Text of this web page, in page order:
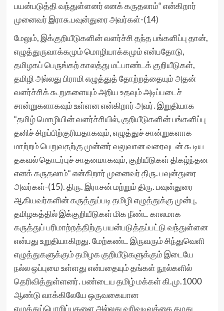
பயன்படுத்தி வந்துள்ளனர் எனக் கருதலாம்“ என்கிறார்
முனைவர் இராசு.பவுன்துரை அவர்கள்-(14)
மேலும், இக்குறியீடுகளின் வளர்ச்சி தந்த பங்களிப்பு தான்,
எழுத்துருவாக்கமும் மொழியாக்கமும் என்பதோடு,
தமிழகப் பெருங்கற் காலத்து மட்பாண்டக் குறியீடுகள்,
தமிழி அல்லது பிராமி எழுத்துத் தோற்றத்தையும் அதன்
வளர்ச்சிக் கூறுகளையும் அறிய உதவும் அடிப்படைச்
சான்றுகளாகவும் உள்ளன என்கிறார் அவர். இறுதியாக
“தமிழ் மொழியின் வளர்ச்சியில், குறியீடுகளின் பங்களிப்பு
தனிச் சிறப்பிற்குரியதாகவும், எழுத்துச் சான்றுகளாக
மாற்றம் பெறுவதற்கு முன்னர் வலுவான வரைவுடன் கூடிய
தகவல் தொடர்புச் சாதனமாகவும், குறியீடுகள் திகழ்ந்தன
எனக் கருதலாம்“ என்கிறார் முனைவர் திரு. பவுன்துரை
அவர்கள்-(15). திரு. இராசன் மற்றும் திரு. பவுன்துரை
ஆகியவர்களின் கருத்துப்படி தமிழி எழுத்துக்கு முன்பு,
தமிழகத்தில் இக்குறியீடுகள் மிக நீண்ட காலமாக
கருத்துப் பரிமாற்றத்திற்கு பயன்படுத்தப்பட்டு வந்துள்ளன
என்பது உறுதியாகிறது. மேற்கண்ட இருவரும் சிந்துவெளி
எழுத்துகளுக்கும் தமிழக குறியீடுகளுக்கும் இடையே
நல்ல ஒப்புமை உள்ளது என்பதையும் தங்கள் நூல்களில்
தெரிவித்துள்ளனர். பண்டைய தமிழ் மக்கள் கி.மு.1000
ஆண்டு வாக்கிலேயே ஒருவகையான
எழுத்துப்பொறிப்புகளை அல்லது வரிவடிவத்தை தமது